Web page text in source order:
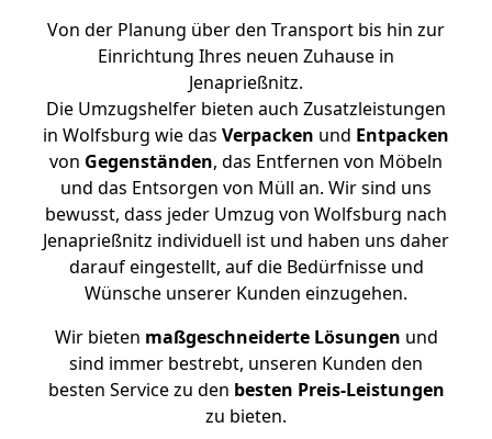
Von der Planung über den Transport bis hin zur
Einrichtung Ihres neuen Zuhause in
Jenaprießnitz.
Die Umzugshelfer bieten auch Zusatzleistungen
in Wolfsburg wie das Verpacken und Entpacken
von Gegenständen, das Entfernen von Möbeln
und das Entsorgen von Müll an. Wir sind uns
bewusst, dass jeder Umzug von Wolfsburg nach
Jenaprießnitz individuell ist und haben uns daher
darauf eingestellt, auf die Bedürfnisse und
Wünsche unserer Kunden einzugehen.
Wir bieten maßgeschneiderte Lösungen und
sind immer bestrebt, unseren Kunden den
besten Service zu den besten Preis-Leistungen
zu bieten.